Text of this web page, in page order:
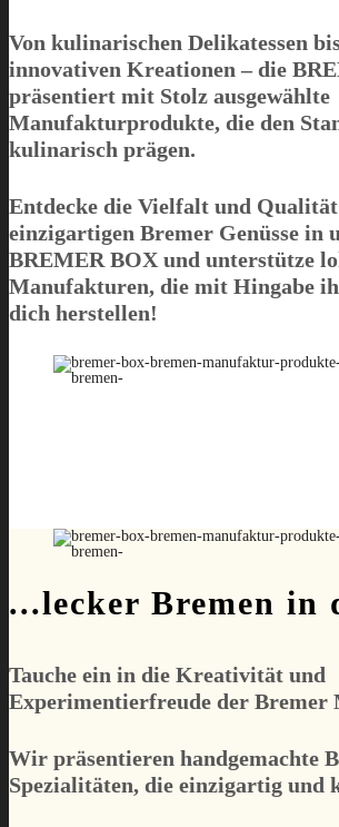
Von kulinarischen Delikatessen
innovativen Kreationen – die
präsentiert mit Stolz ausgewählte
Manufakturprodukte, die den
kulinarisch prägen.
Entdecke die Vielfalt und
einzigartigen Bremer Genüsse in
BREMER BOX und unterstütze
Manufakturen, die mit Hingabe
dich herstellen!
...lecker Bremen in
Tauche ein in die Kreativität und
Experimentierfreude der Bremer
Wir präsentieren handgemachte
Spezialitäten, die einzigartig und